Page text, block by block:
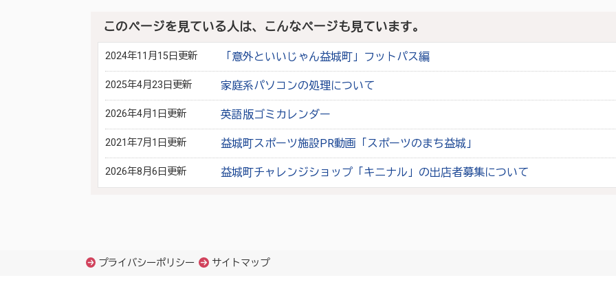
このページを見ている人は、こんなページも見ています。
2024年11月15日更新 「意外といいじゃん益城町」フットパス編
2025年4月23日更新 家庭系パソコンの処理について
2026年4月1日更新 英語版ゴミカレンダー
2021年7月1日更新 益城町スポーツ施設PR動画「スポーツのまち益城」
2026年8月6日更新 益城町チャレンジショップ「キニナル」の出店者募集について
プライバシーポリシー サイトマップ